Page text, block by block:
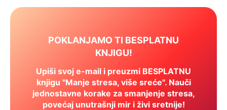
POKLANJAMO TI BESPLATNU
KNJIGU!
Upiši svoj e-mail i preuzmi BESPLATNU
knjigu "Manje stresa, više sreće". Nauči
jednostavne korake za smanjenje stresa,
povećaj unutrašnji mir i živi sretnije!